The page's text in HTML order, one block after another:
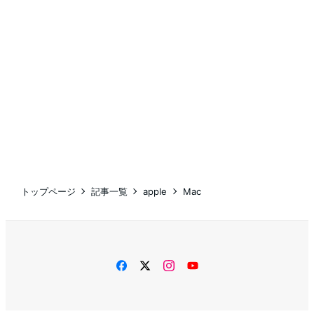
トップページ 記事一覧 apple Mac
facebooktwitterinstagram
YouTube